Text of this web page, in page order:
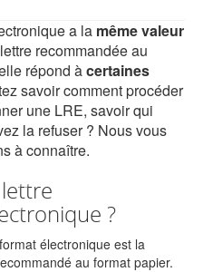
a la même valeur
recommandée au
répond àcertaines
savoir comment procéder
une LRE, savoir qui
la refuser ? Nous vous
à connaître.
?
électronique est la
au format papier.